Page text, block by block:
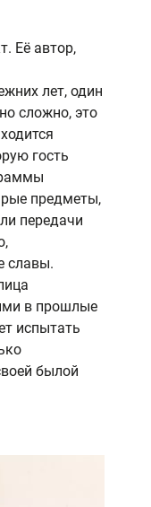
Её автор,
лет, один
сложно, это
гость
предметы,
передачи
славы.
в прошлые
испытать
былой